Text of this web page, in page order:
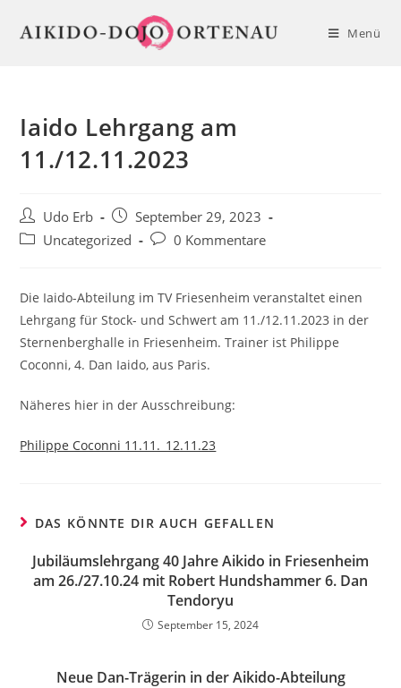
Inhalt
Menü
Iaido Lehrgang am
11./12.11.2023
Beitrags-
Autor:
Udo Erb
Beitrag
veröffentlicht:
September 29, 2023
Beitrags-
Uncategorized
Beitrags-
0 Kommentare
Die Iaido-Abteilung im TV Friesenheim veranstaltet einen
Lehrgang für Stock- und Schwert am 11./12.11.2023 in der
Sternenberghalle in Friesenheim. Trainer ist Philippe
Coconni, 4. Dan Iaido, aus Paris.
Näheres hier in der Ausschreibung:
Philippe Coconni 11.11._12.11.23
DAS KÖNNTE DIR AUCH GEFALLEN
Jubiläumslehrgang 40 Jahre Aikido in Friesenheim
am 26./27.10.24 mit Robert Hundshammer 6. Dan
Tendoryu
September 15, 2024
Neue Dan-Trägerin in der Aikido-Abteilung